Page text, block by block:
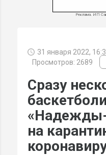
Реклама. ИП
31 января 2022,
Просмотров: 2689
Сразу
на